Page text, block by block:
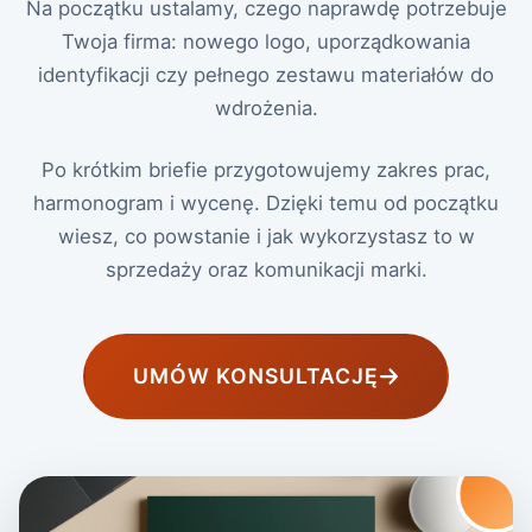
Na początku ustalamy, czego naprawdę potrzebuje
Twoja firma: nowego logo, uporządkowania
identyfikacji czy pełnego zestawu materiałów do
wdrożenia.
Po krótkim briefie przygotowujemy zakres prac,
harmonogram i wycenę. Dzięki temu od początku
wiesz, co powstanie i jak wykorzystasz to w
sprzedaży oraz komunikacji marki.
UMÓW KONSULTACJĘ